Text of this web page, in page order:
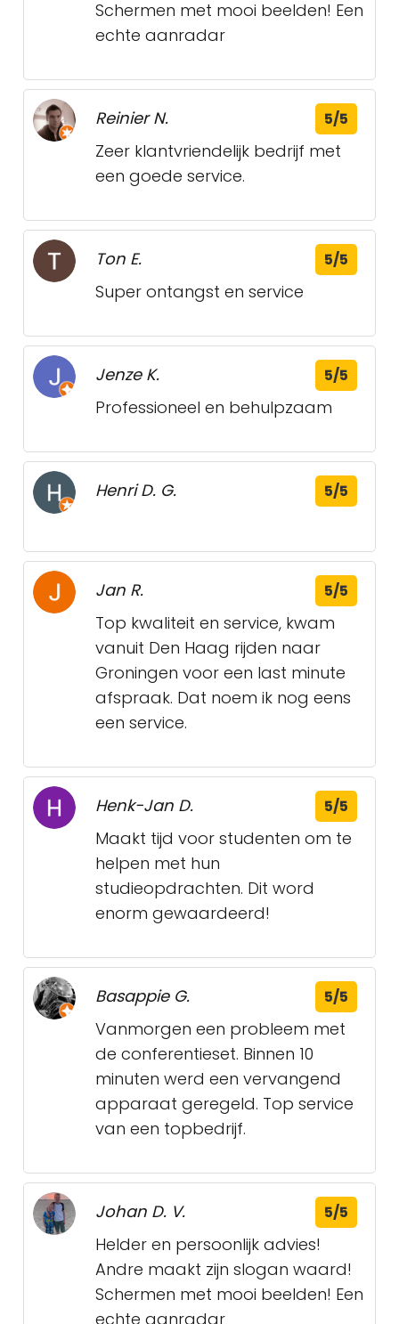
Schermen met mooi beelden! Een
echte aanradar
Reinier N. 5/5
Zeer klantvriendelijk bedrijf met
een goede service.
Ton E. 5/5
Super ontangst en service
Jenze K. 5/5
Professioneel en behulpzaam
Henri D. G. 5/5
Jan R. 5/5
Top kwaliteit en service, kwam
vanuit Den Haag rijden naar
Groningen voor een last minute
afspraak. Dat noem ik nog eens
een service.
Henk-Jan D. 5/5
Maakt tijd voor studenten om te
helpen met hun
studieopdrachten. Dit word
enorm gewaardeerd!
Basappie G. 5/5
Vanmorgen een probleem met
de conferentieset. Binnen 10
minuten werd een vervangend
apparaat geregeld. Top service
van een topbedrijf.
Johan D. V. 5/5
Helder en persoonlijk advies!
Andre maakt zijn slogan waard!
Schermen met mooi beelden! Een
echte aanradar